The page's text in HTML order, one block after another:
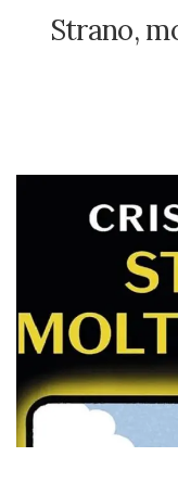
Strano,